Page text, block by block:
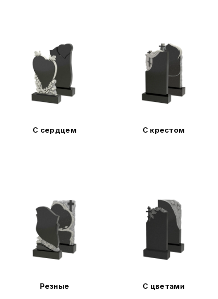
С сердцем С крестом
Резные С цветами